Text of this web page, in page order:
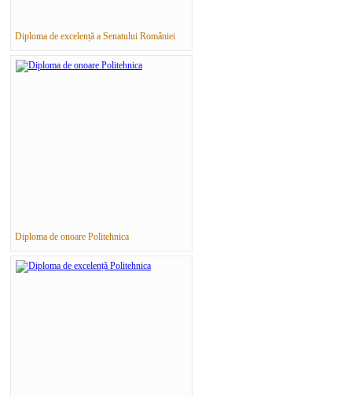
Diploma de excelență a Senatului României
Diploma de onoare Politehnica